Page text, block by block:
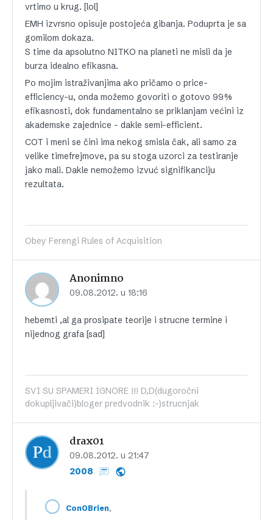
vrtimo u krug. [lol]
EMH izvrsno opisuje postojeća gibanja. Poduprta je sa
gomilom dokaza.
S time da apsolutno NITKO na planeti ne misli da je
burza idealno efikasna.
Po mojim istraživanjima ako pričamo o price-
efficiency-u, onda možemo govoriti o gotovo 99%
efikasnosti, dok fundamentalno se priklanjam većini iz
akademske zajednice – dakle semi-efficient.
COT i meni se čini ima nekog smisla čak, ali samo za
velike timefrejmove, pa su stoga uzorci za testiranje
jako mali. Dakle nemožemo izvuć signifikanciju
rezultata.
Obey Ferengi Rules of Acquisition
Anonimno
09.08.2012. u 18:16
hebemti ,al ga prosipate teorije i strucne termine i
nijednog grafa [sad]
SVI SU SPAMERI IGNORE !!! D,D(dugoročni
dokupljivači)bloger predvodnik :-)strucnjak
drax01
09.08.2012. u 21:47
2008
ConOBrien,